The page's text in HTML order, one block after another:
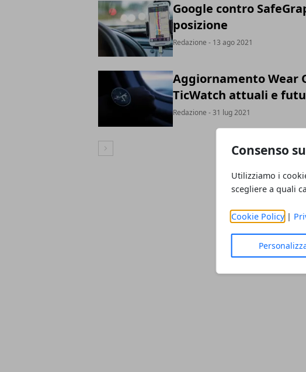
Consenso
Utilizziamo i
scegliere a quali
Cookie Policy|
Google contro
posizione
Redazione - 13 ago 2021
Aggiornamento Wear
TicWatch attuali e
Redazione - 31 lug 2021
Articolo Successivo